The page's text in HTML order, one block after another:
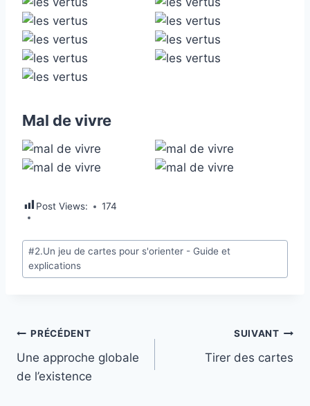
Mal de vivre
Post Views: 174
#2.Un jeu de cartes pour s'orienter - Guide et
explications
PRÉCÉDENT
Une approche globale
de l’existence
SUIVANT
Tirer des cartes